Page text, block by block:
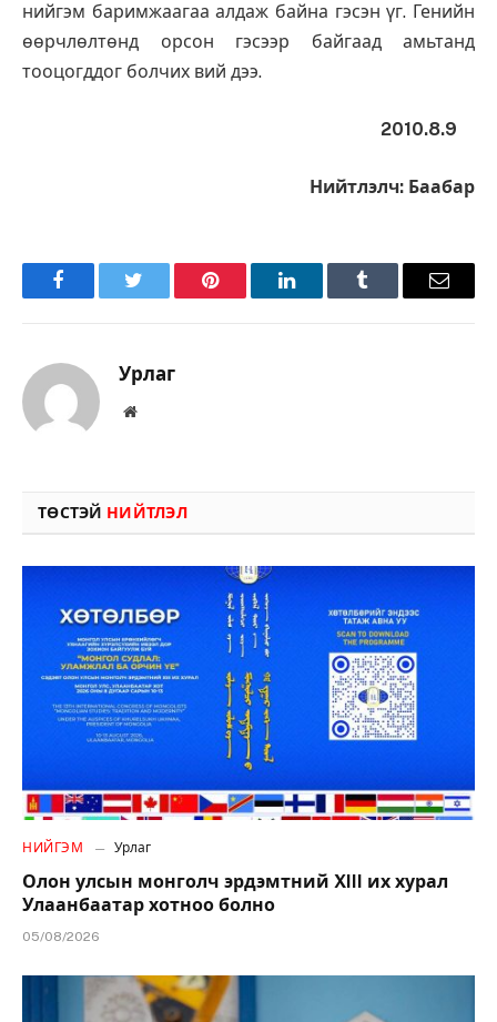
нийгэм баримжаагаа алдаж байна гэсэн үг. Генийн
өөрчлөлтөнд орсон гэсээр байгаад амьтанд
тооцогддог болчих вий дээ.
2010.8.9
Нийтлэлч: Баабар
FacebookTwitter Pinterest LinkedInTumblr Имэйл
Урлаг
Вэбсайт
ТӨСТЭЙ НИЙТЛЭЛ
НИЙГЭМ Урлаг
Олон улсын монголч эрдэмтний XIII их хурал
Улаанбаатар хотноо болно
05/08/2026